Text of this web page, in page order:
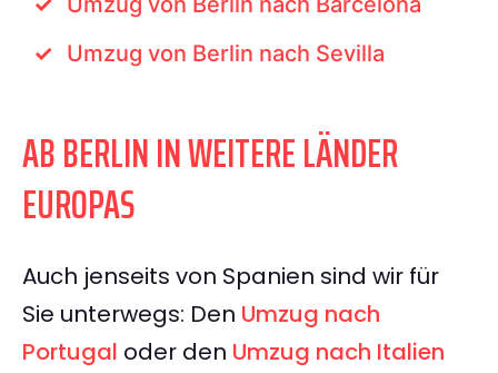
Umzug von Berlin nach Sevilla
AB BERLIN IN WEITERE LÄNDER
EUROPAS
Auch jenseits von Spanien sind wir für
Sie unterwegs: Den Umzug nach
Portugal oder den Umzug nach Italien